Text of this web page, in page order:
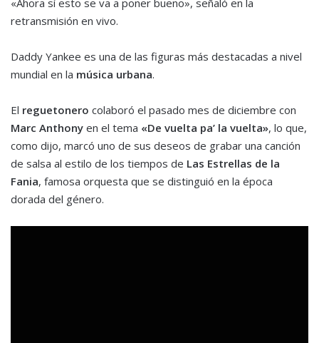
«Ahora sí esto se va a poner bueno», señaló en la
retransmisión en vivo.
Daddy Yankee es una de las figuras más destacadas a nivel
mundial en la música urbana.
El reguetonero colaboró el pasado mes de diciembre con
Marc Anthony en el tema «De vuelta pa’ la vuelta», lo que,
como dijo, marcó uno de sus deseos de grabar una canción
de salsa al estilo de los tiempos de Las Estrellas de la
Fania, famosa orquesta que se distinguió en la época
dorada del género.